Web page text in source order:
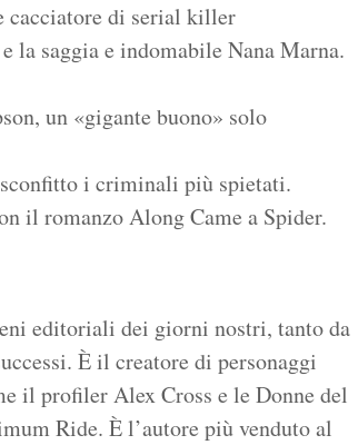
cacciatore di serial killer
la saggia e indomabile Nana Marna.
un «gigante buono» solo
i criminali più spietati.
il romanzo Along Came a Spider.
editoriali dei giorni nostri, tanto da
È il creatore di personaggi
il profiler Alex Cross e le Donne del
Ride. È l’autore più venduto al